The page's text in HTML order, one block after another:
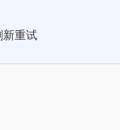
新重试